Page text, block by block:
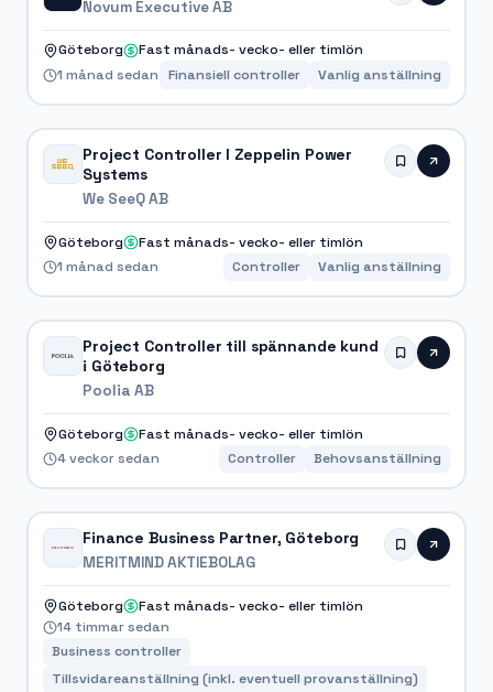
Novum Executive AB
Göteborg
Fast månads- vecko- eller timlön
1 månad sedan
Finansiell controller Vanlig anställning
Project Controller I Zeppelin Power
Systems
We SeeQ AB
Göteborg
Fast månads- vecko- eller timlön
1 månad sedan
Controller Vanlig anställning
Project Controller till spännande kund
i Göteborg
Poolia AB
Göteborg
Fast månads- vecko- eller timlön
4 veckor sedan
Controller Behovsanställning
Finance Business Partner, Göteborg
MERITMIND AKTIEBOLAG
Göteborg
Fast månads- vecko- eller timlön
14 timmar sedan
Business controller
Tillsvidareanställning (inkl. eventuell provanställning)